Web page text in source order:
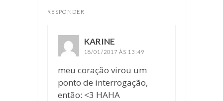
RESPONDER
KARINE
18/01/2017 ÀS 13:49
meu coração virou um
ponto de interrogação,
então: <3 HAHA